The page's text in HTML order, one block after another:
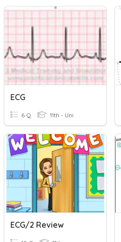
ECG
6 Q 11th - Uni
ECG/2 Review